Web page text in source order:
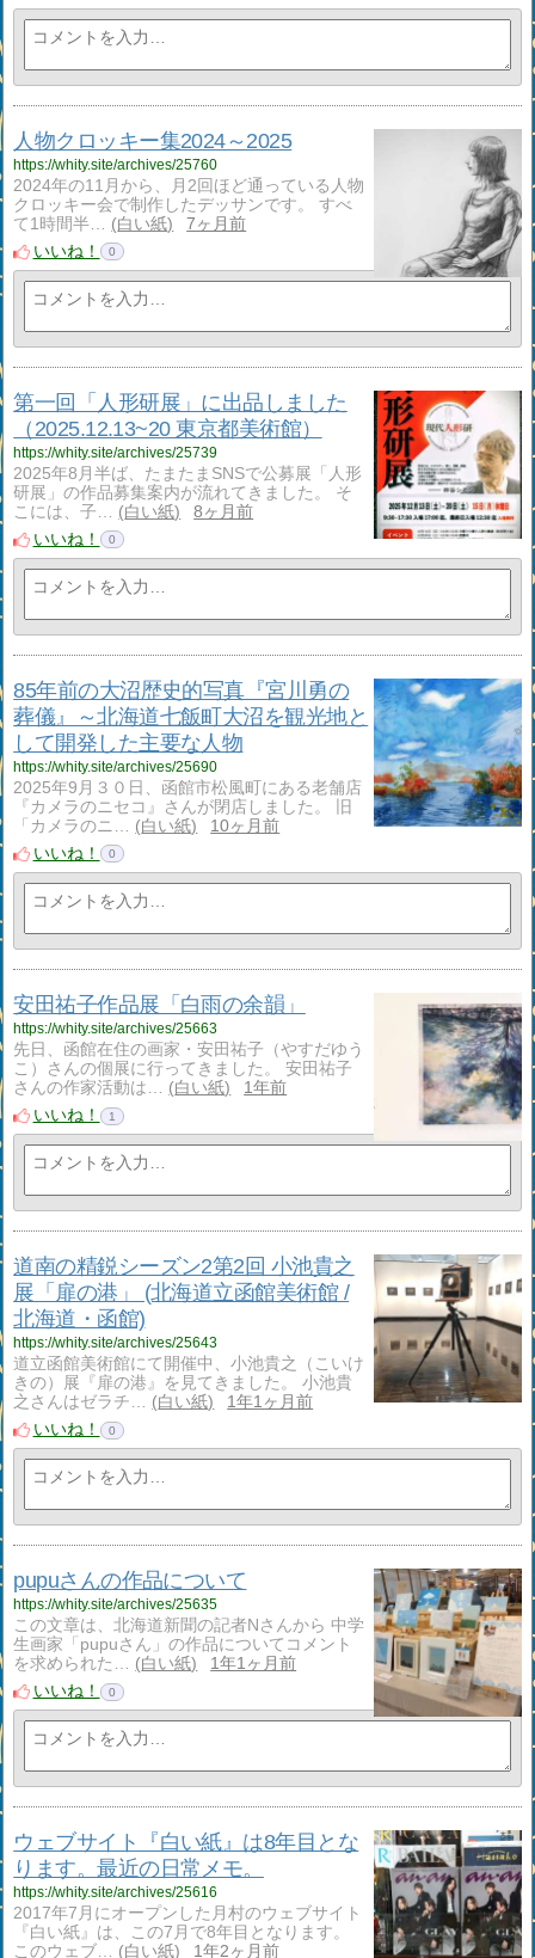
人物クロッキー集2024～2025
https://whity.site/archives/25760
2024年の11月から、月2回ほど通っている人物
クロッキー会で制作したデッサンです。 すべ
て1時間半…
白い紙
7ヶ月前
いいね！
0
第一回「人形研展」に出品しました
（2025.12.13~20 東京都美術館）
https://whity.site/archives/25739
2025年8月半ば、たまたまSNSで公募展「人形
研展」の作品募集案内が流れてきました。 そ
こには、子…
白い紙
8ヶ月前
いいね！
0
85年前の大沼歴史的写真『宮川勇の
葬儀』～北海道七飯町大沼を観光地と
して開発した主要な人物
https://whity.site/archives/25690
2025年9月３０日、函館市松風町にある老舗店
『カメラのニセコ』さんが閉店しました。 旧
「カメラのニ…
白い紙
10ヶ月前
いいね！
0
安田祐子作品展「白雨の余韻」
https://whity.site/archives/25663
先日、函館在住の画家・安田祐子（やすだゆう
こ）さんの個展に行ってきました。 安田祐子
さんの作家活動は…
白い紙
1年前
いいね！
1
道南の精鋭シーズン2第2回 小池貴之
展「扉の港」 (北海道立函館美術館 /
北海道・函館)
https://whity.site/archives/25643
道立函館美術館にて開催中、小池貴之（こいけ
きの）展『扉の港』を見てきました。 小池貴
之さんはゼラチ…
白い紙
1年1ヶ月前
いいね！
0
pupuさんの作品について
https://whity.site/archives/25635
この文章は、北海道新聞の記者Nさんから 中学
生画家「pupuさん」の作品についてコメント
を求められた…
白い紙
1年1ヶ月前
いいね！
0
ウェブサイト『白い紙』は8年目とな
ります。最近の日常メモ。
https://whity.site/archives/25616
2017年7月にオープンした月村のウェブサイト
『白い紙』は、この7月で8年目となります。
このウェブ…
白い紙 1年2ヶ月前